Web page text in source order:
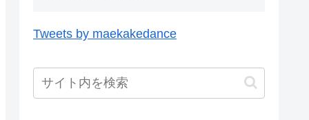
Tweets by maekakedance